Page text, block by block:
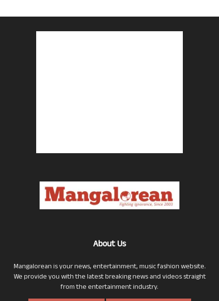
About Us
Mangalorean is your news, entertainment, music fashion website.
We provide you with the latest breaking news and videos straight
from the entertainment industry.